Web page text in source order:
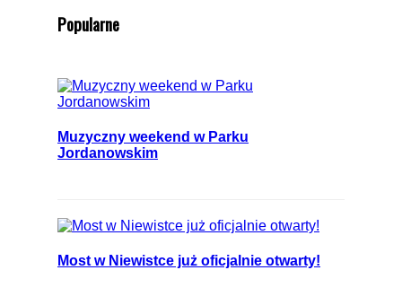
Popularne
Muzyczny weekend w Parku
Jordanowskim
Most w Niewistce już oficjalnie otwarty!